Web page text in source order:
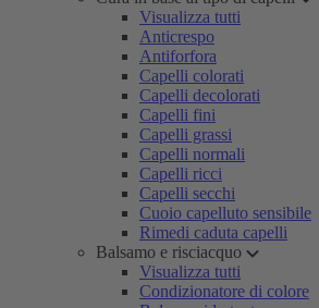
Visualizza tutti
Anticrespo
Antiforfora
Capelli colorati
Capelli decolorati
Capelli fini
Capelli grassi
Capelli normali
Capelli ricci
Capelli secchi
Cuoio capelluto sensibile
Rimedi caduta capelli
Balsamo e risciacquo
Visualizza tutti
Condizionatore di colore